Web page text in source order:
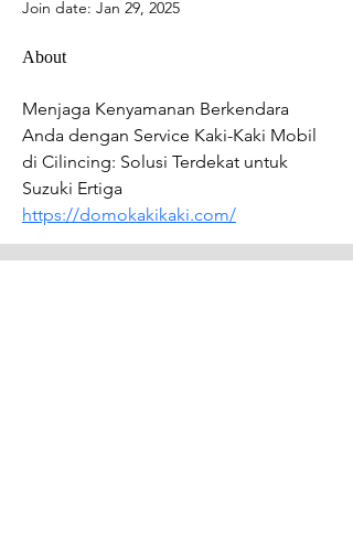
Join date: Jan 29, 2025
About
Menjaga Kenyamanan Berkendara
Anda dengan Service Kaki-Kaki Mobil
di Cilincing: Solusi Terdekat untuk
Suzuki Ertiga
https://domokakikaki.com/